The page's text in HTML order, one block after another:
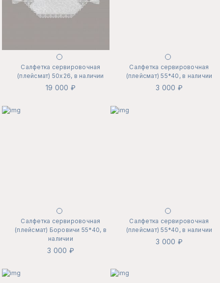
Салфетка сервировочная
(плейсмат) 50х26, в наличии
19 000 ₽
Салфетка сервировочная
(плейсмат) 55*40, в наличии
3 000 ₽
Салфетка сервировочная
(плейсмат) Боровичи 55*40, в
наличии
3 000 ₽
Салфетка сервировочная
(плейсмат) 55*40, в наличии
3 000 ₽